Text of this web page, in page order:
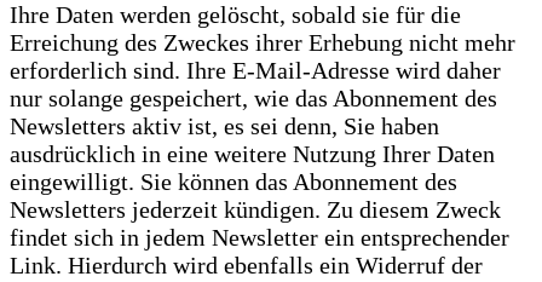
Ihre Daten werden gelöscht, sobald sie für die
Erreichung des Zweckes ihrer Erhebung nicht mehr
erforderlich sind. Ihre E-Mail-Adresse wird daher
nur solange gespeichert, wie das Abonnement des
Newsletters aktiv ist, es sei denn, Sie haben
ausdrücklich in eine weitere Nutzung Ihrer Daten
eingewilligt. Sie können das Abonnement des
Newsletters jederzeit kündigen. Zu diesem Zweck
findet sich in jedem Newsletter ein entsprechender
Link. Hierdurch wird ebenfalls ein Widerruf der